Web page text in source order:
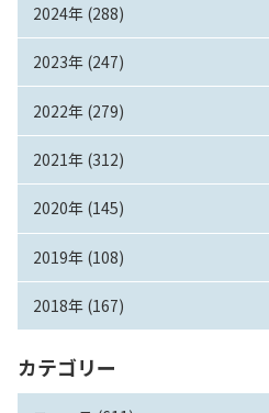
2024年 (288)
2023年 (247)
2022年 (279)
2021年 (312)
2020年 (145)
2019年 (108)
2018年 (167)
カテゴリー